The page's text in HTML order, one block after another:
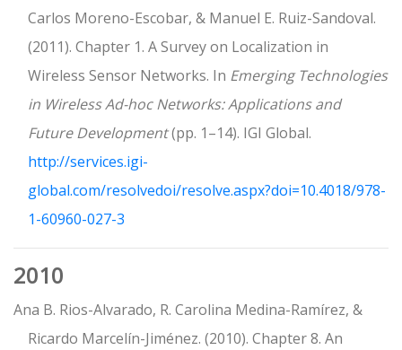
Carlos Moreno-Escobar, & Manuel E. Ruiz-Sandoval.
(2011). Chapter 1. A Survey on Localization in
Wireless Sensor Networks. In Emerging Technologies
in Wireless Ad-hoc Networks: Applications and
Future Development(pp. 1–14). IGI Global.
http://services.igi-
global.com/resolvedoi/resolve.aspx?doi=10.4018/978-
1-60960-027-3
2010
Ana B. Rios-Alvarado, R. Carolina Medina-Ramírez, &
Ricardo Marcelín-Jiménez. (2010). Chapter 8. An